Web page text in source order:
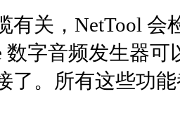
有关，NetTool
数字音频发生器
了。所有这些功